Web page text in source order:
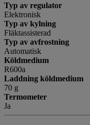
Typ av regulator
Elektronisk
Typ av kylning
Fläktassisterad
Typ av avfrostning
Automatisk
Köldmedium
R600a
Laddning köldmedium
70 g
Termometer
Ja